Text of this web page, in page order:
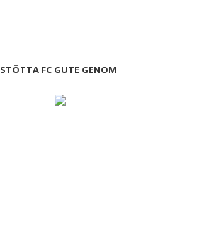
STÖTTA FC GUTE GENOM